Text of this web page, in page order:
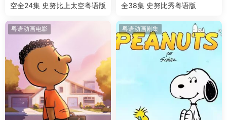
空全24集 史努比上太空粤语版
全38集 史努比秀粤语版
粤语动画电影 粤语动画剧集